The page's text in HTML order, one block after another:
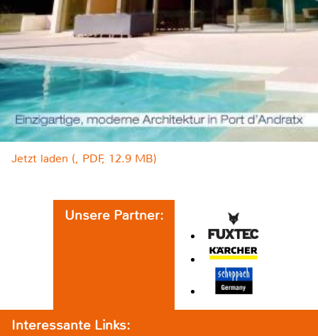
Jetzt laden (, PDF, 12.9 MB)
Unsere Partner:
Interessante Links: